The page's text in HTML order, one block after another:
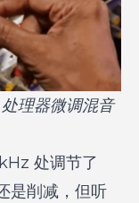
理器微调混音
处调节了
是削减，但听